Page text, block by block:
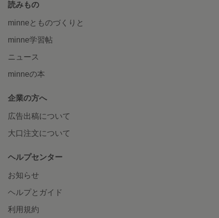
読みもの
minneとものづくりと
minne学習帖
ニュース
minneの本
企業の方へ
広告出稿について
大口注文について
ヘルプセンター
お知らせ
ヘルプとガイド
利用規約